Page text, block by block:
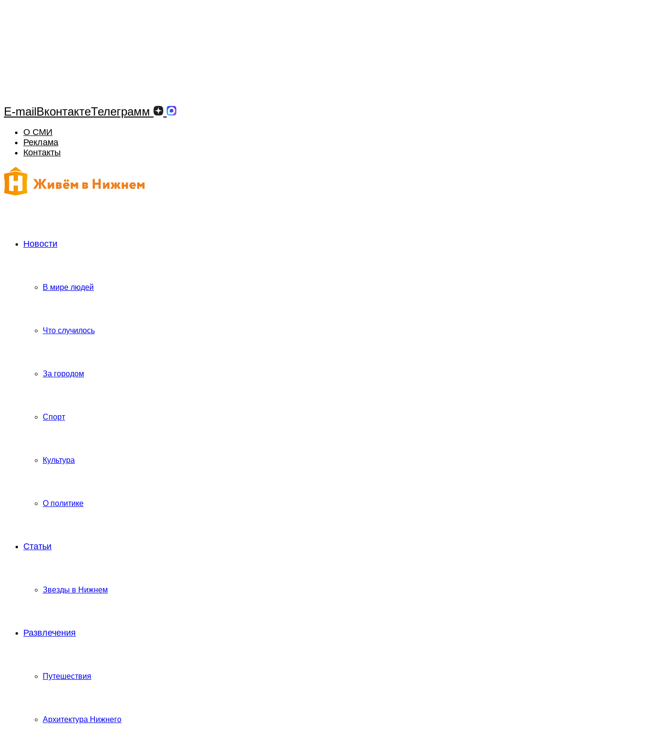
E-mailВконтактеТелеграмм
О СМИ
Реклама
Контакты
Новости
В мире людей
Что случилось
За городом
Спорт
Культура
О политике
Статьи
Звезды в Нижнем
Развлечения
Путешествия
Архитектура Нижнего